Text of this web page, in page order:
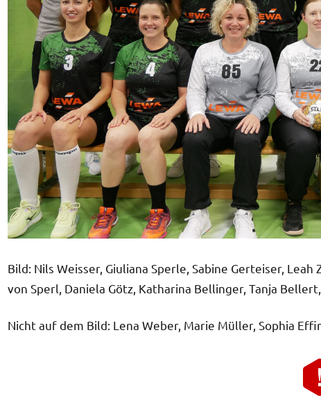
Bild: Nils Weisser, Giuliana Sperle, Sabine Gerteiser,
von Sperl, Daniela Götz, Katharina Bellinger, Tanja
Nicht auf dem Bild: Lena Weber, Marie Müller, Sophia